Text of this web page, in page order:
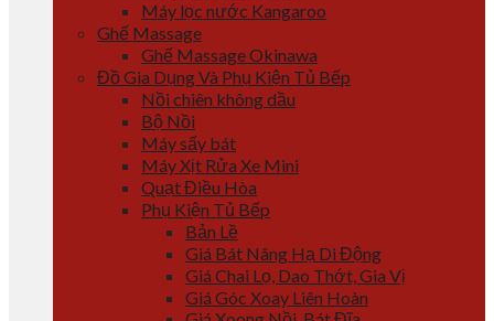
Máy lọc nước Kangaroo
Ghế Massage
Ghế Massage Okinawa
Đồ Gia Dụng Và Phụ Kiện Tủ Bếp
Nồi chiên không dầu
Bộ Nồi
Máy sấy bát
Máy Xịt Rửa Xe Mini
Quạt Điều Hòa
Phụ Kiện Tủ Bếp
Bản Lề
Giá Bát Nâng Hạ Di Động
Giá Chai Lọ, Dao Thớt, Gia Vị
Giá Góc Xoay Liên Hoàn